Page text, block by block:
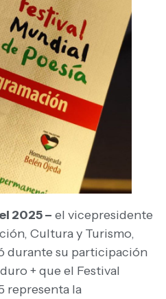
2025 – el vicepresidente
Cultura y Turismo,
durante su participación
+ que el Festival
representa la